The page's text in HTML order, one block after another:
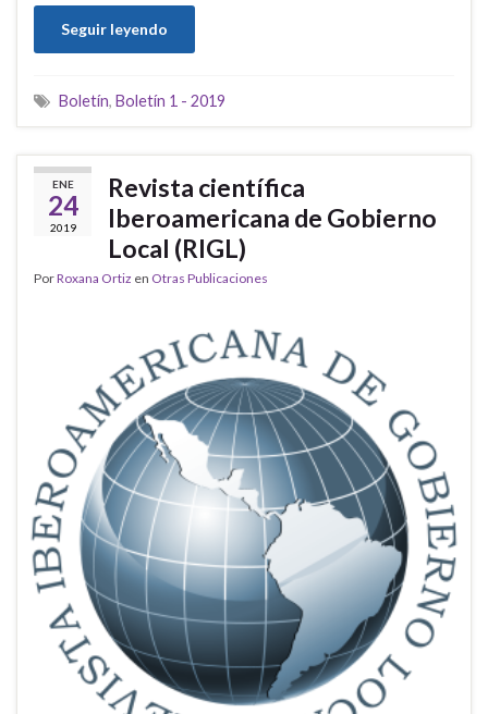
Seguir leyendo
Boletín, Boletín 1 - 2019
ENE
24
2019
Revista científica
Iberoamericana de Gobierno
Local (RIGL)
PorRoxana Ortiz en Otras Publicaciones